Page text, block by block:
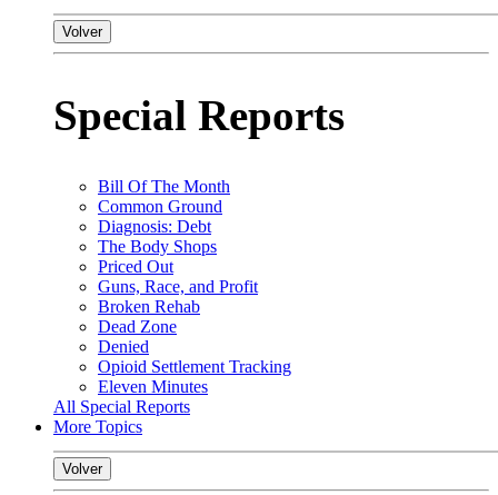
Volver
Special Reports
Bill Of The Month
Common Ground
Diagnosis: Debt
The Body Shops
Priced Out
Guns, Race, and Profit
Broken Rehab
Dead Zone
Denied
Opioid Settlement Tracking
Eleven Minutes
All Special Reports
More Topics
Volver